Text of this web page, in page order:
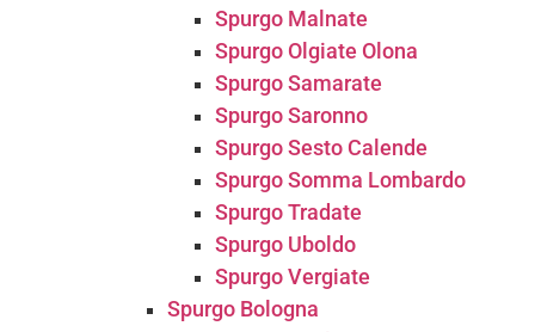
Spurgo Malnate
Spurgo Olgiate Olona
Spurgo Samarate
Spurgo Saronno
Spurgo Sesto Calende
Spurgo Somma Lombardo
Spurgo Tradate
Spurgo Uboldo
Spurgo Vergiate
Spurgo Bologna